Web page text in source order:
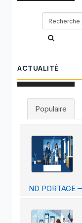
ACTUALITÉ
Populaire
ND PORTAGE